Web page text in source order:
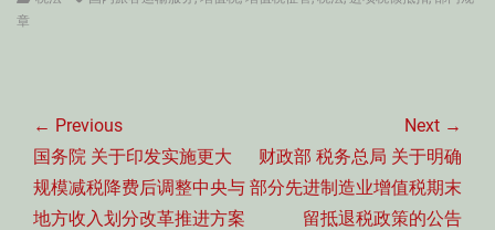
章
章
导
航
← Previous
Previous
post:
国务院 关于印发实施更大
规模减税降费后调整中央与
地方收入划分改革推进方案
Next →
Next
post:
财政部 税务总局 关于明确
部分先进制造业增值税期末
留抵退税政策的公告